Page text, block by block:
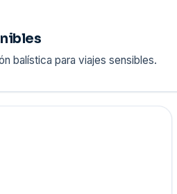
balística para viajes sensibles.